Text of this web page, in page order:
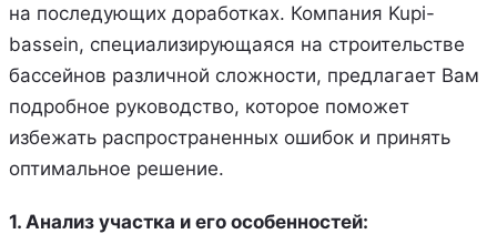
на последующих доработках. Компания Kupi-
bassein, специализирующаяся на строительстве
бассейнов различной сложности, предлагает Вам
подробное руководство, которое поможет
избежать распространенных ошибок и принять
оптимальное решение.
1. Анализ участка и его особенностей: